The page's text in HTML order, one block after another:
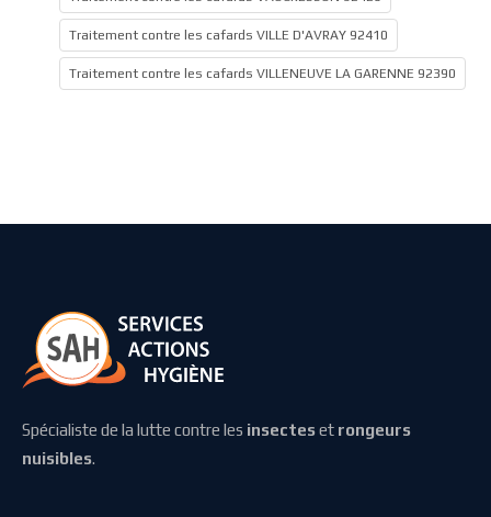
Traitement contre les cafards VILLE D'AVRAY 92410
Traitement contre les cafards VILLENEUVE LA GARENNE 92390
Spécialiste de la lutte contre les insecteset rongeurs
nuisibles.